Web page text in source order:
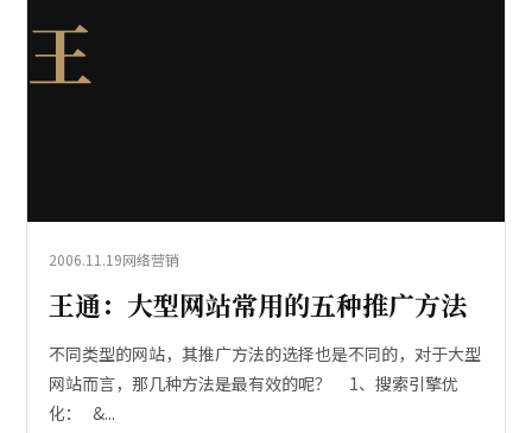
王
2006.11.19网络营销
王通：大型网站常用的五种推广方法
不同类型的网站，其推广方法的选择也是不同的，对于大型
网站而言，那几种方法是最有效的呢？ 1、搜索引擎优
化： &...